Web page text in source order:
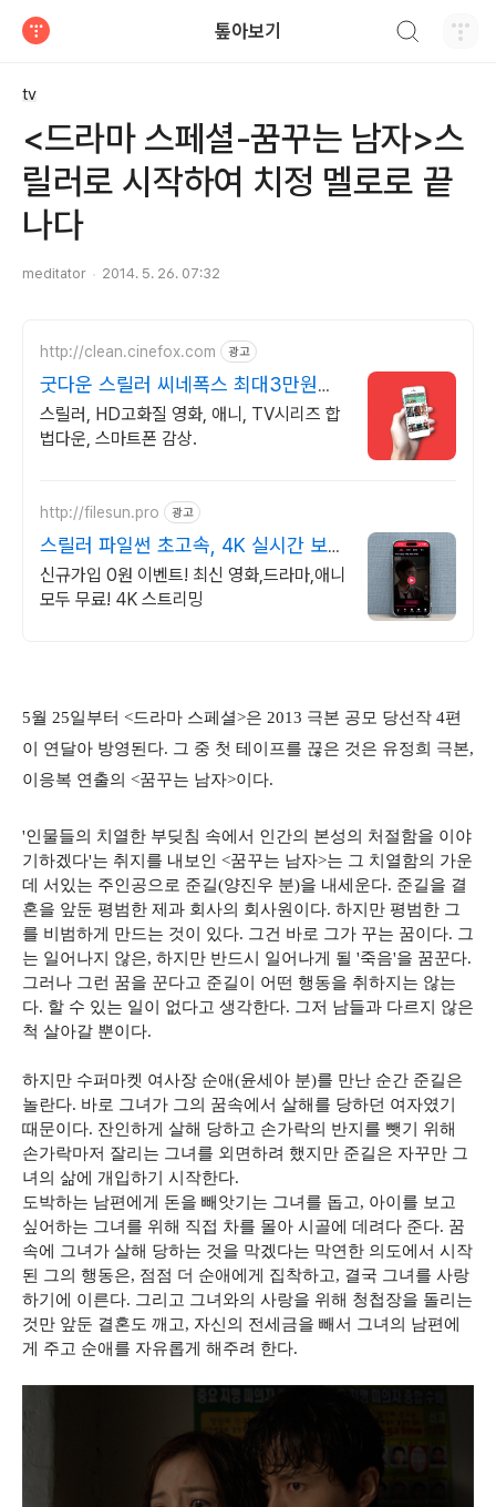
톺아보기
tv
<드라마 스페셜-꿈꾸는 남자>스
릴러로 시작하여 치정 멜로로 끝
나다
meditator 2014. 5. 26. 07:32
http://clean.cinefox.com 광고
굿다운 스릴러 씨네폭스 최대3만원
+10%추가적립
스릴러, HD고화질 영화, 애니, TV시리즈 합
법다운, 스마트폰 감상.
http://filesun.pro 광고
스릴러 파일썬 초고속, 4K 실시간 보
기!
신규가입 0원 이벤트! 최신 영화,드라마,애니
모두 무료! 4K 스트리밍
5월 25일부터 <드라마 스페셜>은 2013 극본 공모 당선작 4편
이 연달아 방영된다. 그 중 첫 테이프를 끊은 것은 유정희 극본,
이응복 연출의 <꿈꾸는 남자>이다.
'인물들의 치열한 부딪침 속에서 인간의 본성의 처절함을 이야
기하겠다'는 취지를 내보인 <꿈꾸는 남자>는 그 치열함의 가운
데 서있는 주인공으로 준길(양진우 분)을 내세운다. 준길을 결
혼을 앞둔 평범한 제과 회사의 회사원이다. 하지만 평범한 그
를 비범하게 만드는 것이 있다. 그건 바로 그가 꾸는 꿈이다. 그
는 일어나지 않은, 하지만 반드시 일어나게 될 '죽음'을 꿈꾼다.
그러나 그런 꿈을 꾼다고 준길이 어떤 행동을 취하지는 않는
다. 할 수 있는 일이 없다고 생각한다. 그저 남들과 다르지 않은
척 살아갈 뿐이다.
하지만 수퍼마켓 여사장 순애(윤세아 분)를 만난 순간 준길은
놀란다. 바로 그녀가 그의 꿈속에서 살해를 당하던 여자였기
때문이다. 잔인하게 살해 당하고 손가락의 반지를 뺏기 위해
손가락마저 잘리는 그녀를 외면하려 했지만 준길은 자꾸만 그
녀의 삶에 개입하기 시작한다.
도박하는 남편에게 돈을 빼앗기는 그녀를 돕고, 아이를 보고
싶어하는 그녀를 위해 직접 차를 몰아 시골에 데려다 준다. 꿈
속에 그녀가 살해 당하는 것을 막겠다는 막연한 의도에서 시작
된 그의 행동은, 점점 더 순애에게 집착하고, 결국 그녀를 사랑
하기에 이른다. 그리고 그녀와의 사랑을 위해 청첩장을 돌리는
것만 앞둔 결혼도 깨고, 자신의 전세금을 빼서 그녀의 남편에
게 주고 순애를 자유롭게 해주려 한다.